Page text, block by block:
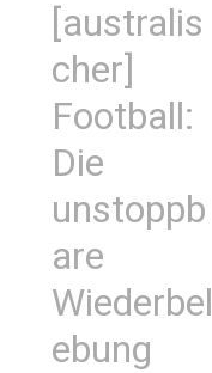
[australis
cher]
Football:
Die
unstoppb
are
Wiederbel
ebung